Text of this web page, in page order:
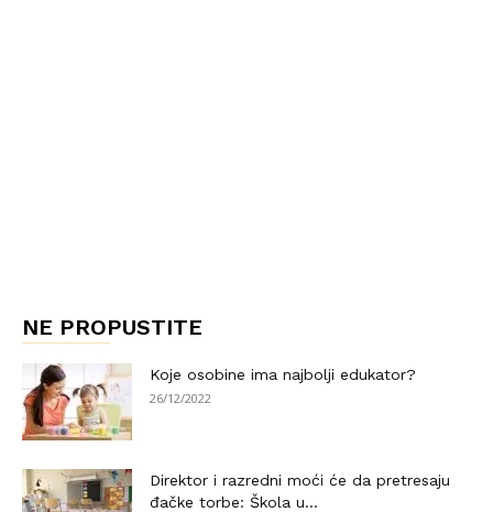
NE PROPUSTITE
Koje osobine ima najbolji edukator?
26/12/2022
Direktor i razredni moći će da pretresaju
đačke torbe: Škola u...